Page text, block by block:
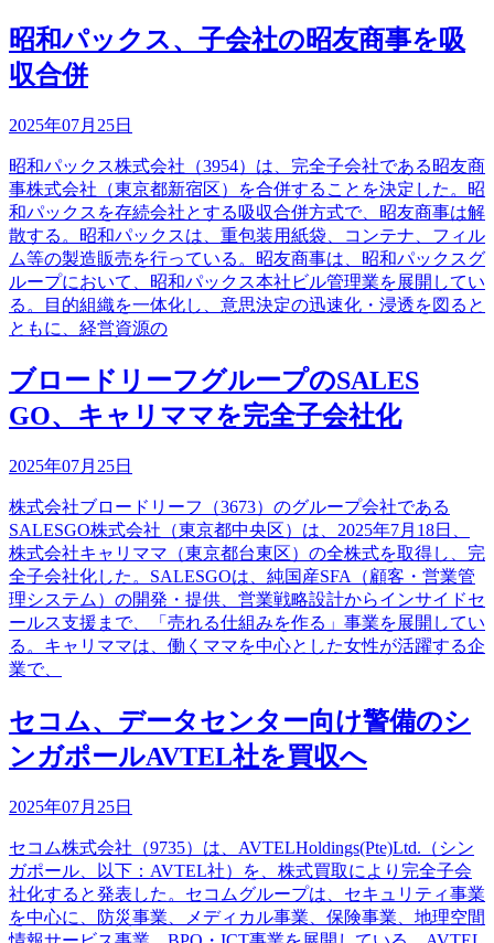
昭和パックス、子会社の昭友商事を吸
収合併
2025年07月25日
昭和パックス株式会社（3954）は、完全子会社である昭友商
事株式会社（東京都新宿区）を合併することを決定した。昭
和パックスを存続会社とする吸収合併方式で、昭友商事は解
散する。昭和パックスは、重包装用紙袋、コンテナ、フィル
ム等の製造販売を行っている。昭友商事は、昭和パックスグ
ループにおいて、昭和パックス本社ビル管理業を展開してい
る。目的組織を一体化し、意思決定の迅速化・浸透を図ると
ともに、経営資源の
ブロードリーフグループのSALES
GO、キャリママを完全子会社化
2025年07月25日
株式会社ブロードリーフ（3673）のグループ会社である
SALESGO株式会社（東京都中央区）は、2025年7月18日、
株式会社キャリママ（東京都台東区）の全株式を取得し、完
全子会社化した。SALESGOは、純国産SFA（顧客・営業管
理システム）の開発・提供、営業戦略設計からインサイドセ
ールス支援まで、「売れる仕組みを作る」事業を展開してい
る。キャリママは、働くママを中心とした女性が活躍する企
業で、
セコム、データセンター向け警備のシ
ンガポールAVTEL社を買収へ
2025年07月25日
セコム株式会社（9735）は、AVTELHoldings(Pte)Ltd.（シン
ガポール、以下：AVTEL社）を、株式買取により完全子会
社化すると発表した。セコムグループは、セキュリティ事業
を中心に、防災事業、メディカル事業、保険事業、地理空間